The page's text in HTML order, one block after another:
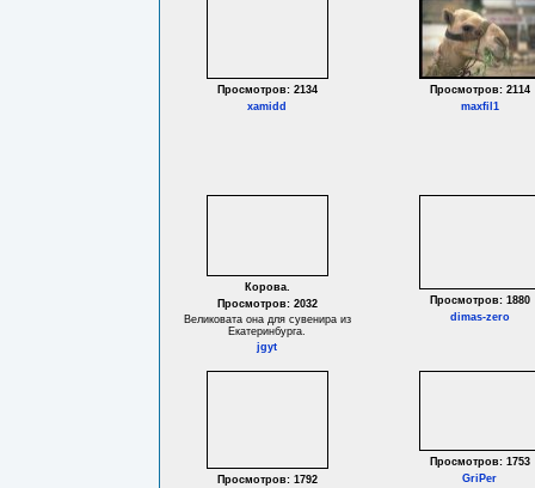
Просмотров: 2134
xamidd
Просмотров: 2114
maxfil1
Корова.
Просмотров: 2032
Великовата она для сувенира из
Екатеринбурга.
jgyt
Просмотров: 1880
dimas-zero
Просмотров: 1792
Просмотров: 1753
GriPer